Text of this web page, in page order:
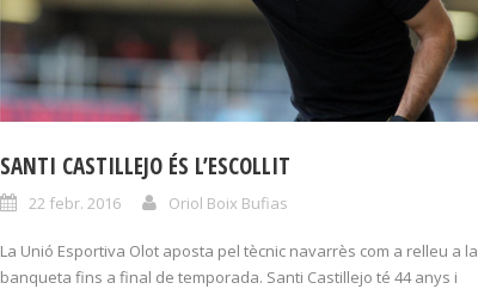
SANTI CASTILLEJO ÉS L’ESCOLLIT
22 febr. 2016 Oriol Boix Bufias
La Unió Esportiva Olot aposta pel tècnic navarrès com a relleu a la
banqueta fins a final de temporada. Santi Castillejo té 44 anys i